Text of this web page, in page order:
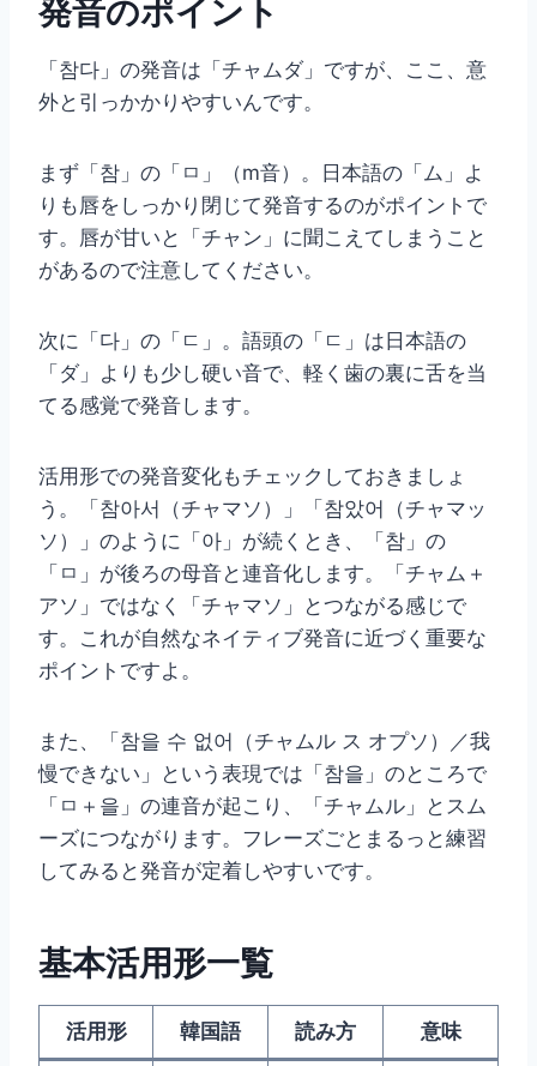
発音のポイント
「참다」の発音は「チャムダ」ですが、ここ、意
外と引っかかりやすいんです。
まず「참」の「ㅁ」（m音）。日本語の「ム」よ
りも唇をしっかり閉じて発音するのがポイントで
す。唇が甘いと「チャン」に聞こえてしまうこと
があるので注意してください。
次に「다」の「ㄷ」。語頭の「ㄷ」は日本語の
「ダ」よりも少し硬い音で、軽く歯の裏に舌を当
てる感覚で発音します。
活用形での発音変化もチェックしておきましょ
う。「참아서（チャマソ）」「참았어（チャマッ
ソ）」のように「아」が続くとき、「참」の
「ㅁ」が後ろの母音と連音化します。「チャム＋
アソ」ではなく「チャマソ」とつながる感じで
す。これが自然なネイティブ発音に近づく重要な
ポイントですよ。
また、「참을 수 없어（チャムル ス オプソ）／我
慢できない」という表現では「참을」のところで
「ㅁ＋을」の連音が起こり、「チャムル」とスム
ーズにつながります。フレーズごとまるっと練習
してみると発音が定着しやすいです。
基本活用形一覧
活用形 韓国語 読み方 意味